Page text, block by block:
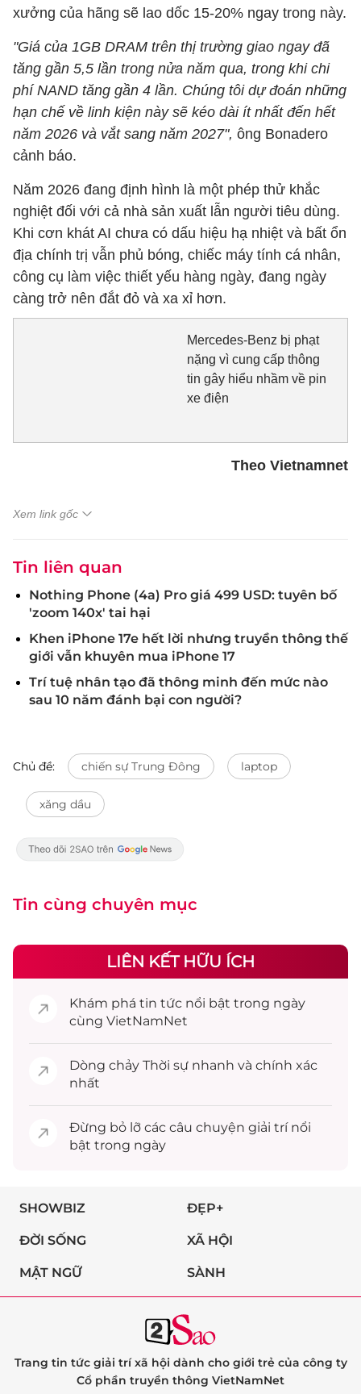
xưởng của hãng sẽ lao dốc 15-20% ngay trong này.
"Giá của 1GB DRAM trên thị trường giao ngay đã
tăng gần 5,5 lần trong nửa năm qua, trong khi chi
phí NAND tăng gần 4 lần. Chúng tôi dự đoán những
hạn chế về linh kiện này sẽ kéo dài ít nhất đến hết
năm 2026 và vắt sang năm 2027", ông Bonadero
cảnh báo.
Năm 2026 đang định hình là một phép thử khắc
nghiệt đối với cả nhà sản xuất lẫn người tiêu dùng.
Khi cơn khát AI chưa có dấu hiệu hạ nhiệt và bất ổn
địa chính trị vẫn phủ bóng, chiếc máy tính cá nhân,
công cụ làm việc thiết yếu hàng ngày, đang ngày
càng trở nên đắt đỏ và xa xỉ hơn.
Mercedes-Benz bị phạt
nặng vì cung cấp thông
tin gây hiểu nhầm về pin
xe điện
Theo Vietnamnet
Xem link gốc
Tin liên quan
Nothing Phone (4a) Pro giá 499 USD: tuyên bố
'zoom 140x' tai hại
Khen iPhone 17e hết lời nhưng truyền thông thế
giới vẫn khuyên mua iPhone 17
Trí tuệ nhân tạo đã thông minh đến mức nào
sau 10 năm đánh bại con người?
Chủ đề: chiến sự Trung Đông laptop
xăng dầu
Tin cùng chuyên mục
LIÊN KẾT HỮU ÍCH
Khám phá tin tức nổi bật trong ngày
cùng VietNamNet
Dòng chảy Thời sự nhanh và chính xác
nhất
Đừng bỏ lỡ các câu chuyện giải trínổi
bật trong ngày
SHOWBIZ ĐẸP+
ĐỜI SỐNG XÃ HỘI
MẬT NGỮ SÀNH
Trang tin tức giải trí xã hội dành cho giới trẻ của công ty
Cổ phần truyền thông VietNamNet